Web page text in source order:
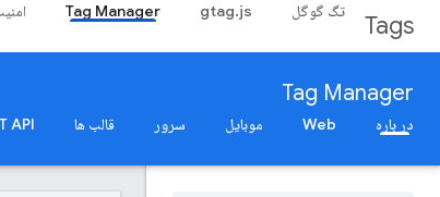
Tags تگ گوگل gtag.js
Tag Manager
Tag Manager
در باره
Web موبایل سرور قالب ها API